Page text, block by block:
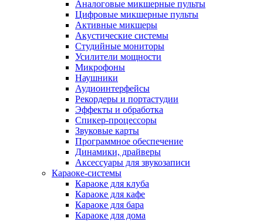
Аналоговые микшерные пульты
Цифровые микшерные пульты
Активные микшеры
Акустические системы
Студийные мониторы
Усилители мощности
Микрофоны
Наушники
Аудиоинтерфейсы
Рекордеры и портастудии
Эффекты и обработка
Спикер-процессоры
Звуковые карты
Программное обеспечение
Динамики, драйверы
Аксессуары для звукозаписи
Караоке-системы
Караоке для клуба
Караоке для кафе
Караоке для бара
Караоке для дома